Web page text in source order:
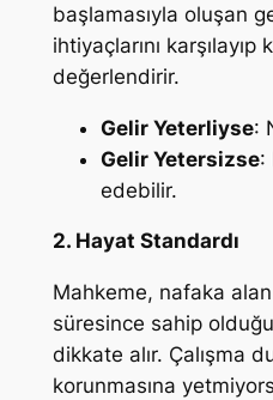
başlamasıyla oluşan
ihtiyaçlarını karşılayıp
değerlendirir.
Gelir Yeterliyse:
Gelir Yetersizse:
edebilir.
2. Hayat Standardı
Mahkeme, nafaka
süresince sahip
dikkate alır. Çalışma
korunmasına